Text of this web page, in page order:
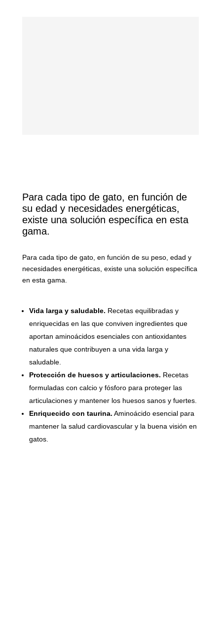
Para cada tipo de gato, en función de
su edad y necesidades energéticas,
existe una solución específica en esta
gama.
Para cada tipo de gato, en función de su peso, edad y
necesidades energéticas, existe una solución específica
en esta gama.
Vida larga y saludable. Recetas equilibradas y
enriquecidas en las que conviven ingredientes que
aportan aminoácidos esenciales con antioxidantes
naturales que contribuyen a una vida larga y
saludable.
Protección de huesos y articulaciones. Recetas
formuladas con calcio y fósforo para proteger las
articulaciones y mantener los huesos sanos y fuertes.
Enriquecido con taurina. Aminoácido esencial para
mantener la salud cardiovascular y la buena visión en
gatos.